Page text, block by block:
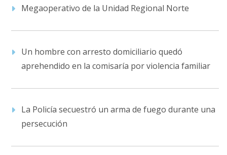
Megaoperativo de la Unidad Regional Norte
Un hombre con arresto domiciliario quedó
aprehendido en la comisaría por violencia familiar
La Policía secuestró un arma de fuego durante una
persecución